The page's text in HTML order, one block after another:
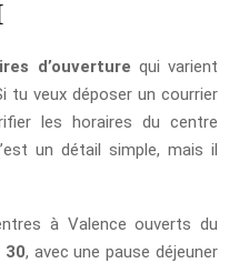
d’ouverture qui varient
tu veux déposer un courrier
les horaires du centre
un détail simple, mais il
à Valence ouverts du
30, avec une pause déjeuner